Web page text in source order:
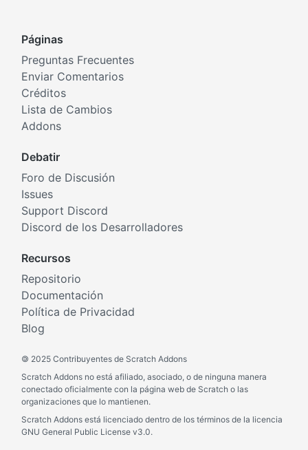
Páginas
Preguntas Frecuentes
Enviar Comentarios
Créditos
Lista de Cambios
Addons
Debatir
Foro de Discusión
Issues
Support Discord
Discord de los Desarrolladores
Recursos
Repositorio
Documentación
Política de Privacidad
Blog
© 2025 Contribuyentes de Scratch Addons
Scratch Addons no está afiliado, asociado, o de ninguna manera
conectado oficialmente con la página web de Scratch o las
organizaciones que lo mantienen.
Scratch Addons está licenciado dentro de los términos de la licencia
GNU General Public License v3.0.